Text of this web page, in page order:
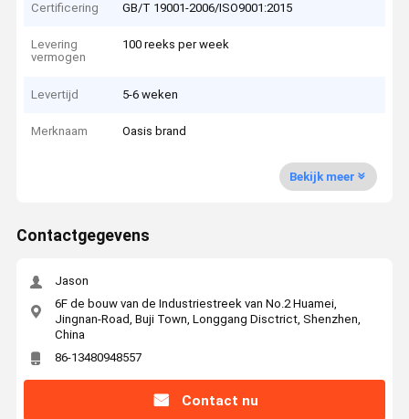
Certificering GB/T 19001-2006/ISO9001:2015
Levering
vermogen
100 reeks per week
Levertijd 5-6 weken
Merknaam Oasis brand
Bekijk meer
Contactgegevens
Jason
6F de bouw van de Industriestreek van No.2 Huamei,
Jingnan-Road, Buji Town, Longgang Disctrict, Shenzhen,
China
86-13480948557
Contact nu